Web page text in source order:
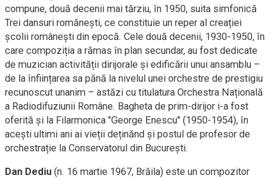
compune, două decenii mai tărziu, în 1950, suita simfonică
Trei dansuri romănești, ce constituie un reper al creației
școlii românești din epocă. Cele două decenii, 1930-1950, în
care compoziția a rămas în plan secundar, au fost dedicate
de muzician activității dirijorale și edificării unui ansamblu –
de la înființarea sa pănă la nivelul unei orchestre de prestigiu
recunoscut unanim – astăzi cu titulatura Orchestra Națională
a Radiodifuziunii Române. Bagheta de prim-dirijor i-a fost
oferită și la Filarmonica "George Enescu" (1950-1954), în
acești ultimi ani ai vieții deținănd și postul de profesor de
orchestrație la Conservatorul din București.
Dan Dediu (n. 16 martie 1967, Brăila) este un compozitor